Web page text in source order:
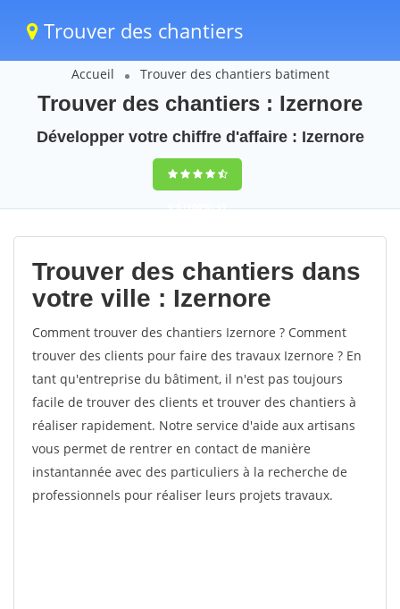
Trouver des chantiers
Accueil Trouver des chantiers batiment
Trouver des chantiers : Izernore
Développer votre chiffre d'affaire : Izernore
9,5(100%)41
votes
Trouver des chantiers dans
votre ville : Izernore
Comment trouver des chantiers Izernore ? Comment
trouver des clients pour faire des travaux Izernore ? En
tant qu'entreprise du bâtiment, il n'est pas toujours
facile de trouver des clients et trouver des chantiers à
réaliser rapidement. Notre service d'aide aux artisans
vous permet de rentrer en contact de manière
instantannée avec des particuliers à la recherche de
professionnels pour réaliser leurs projets travaux.